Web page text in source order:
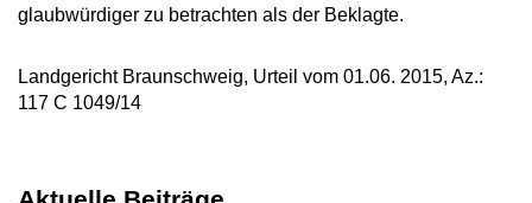
glaubwürdiger zu betrachten als der Beklagte.
Landgericht Braunschweig, Urteil vom 01.06. 2015, Az.:
117 C 1049/14